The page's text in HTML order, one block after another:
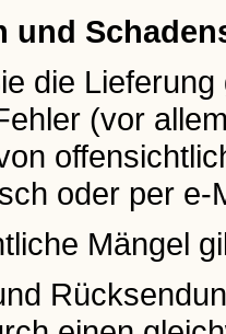
und
die
(vor
oder per e-
Mängel